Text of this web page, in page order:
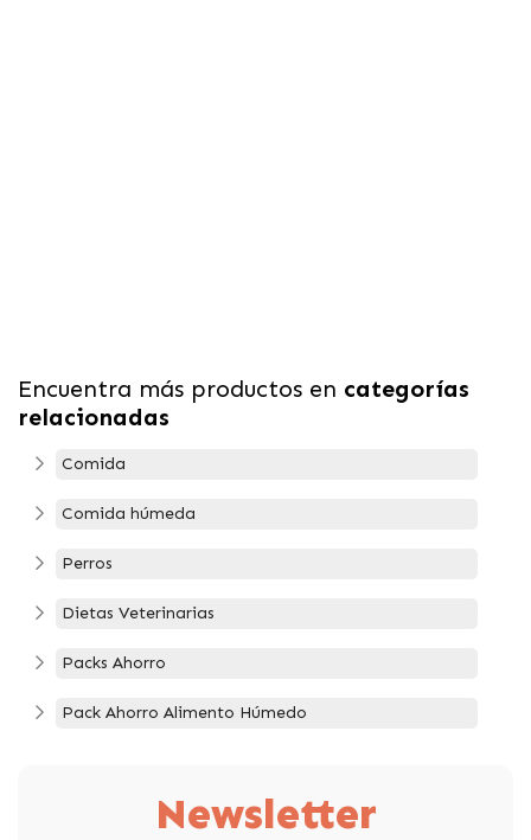
Encuentra más productos en categorías
relacionadas
Comida
Comida húmeda
Perros
Dietas Veterinarias
Packs Ahorro
Pack Ahorro Alimento Húmedo
Newsletter